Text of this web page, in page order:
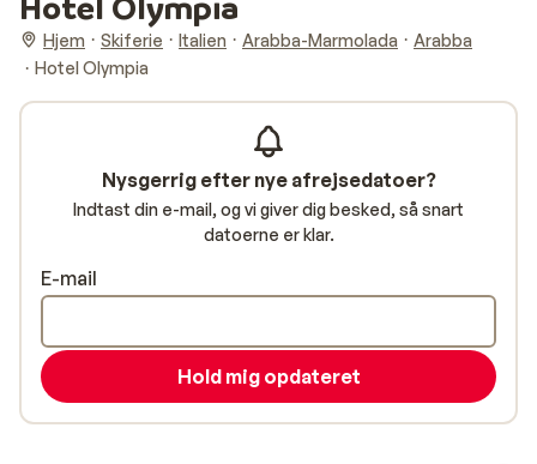
Hjem Skiferie Italien Arabba-Marmolada
Arabba
Hotel Olympia
Nysgerrig efter nye afrejsedatoer?
Indtast din e-mail, og vi giver dig besked, så snart
datoerne er klar.
E-mail
Hold mig opdateret